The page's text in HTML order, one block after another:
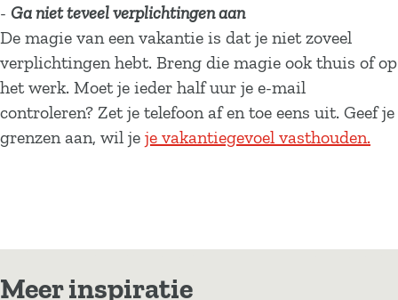
- Ga niet teveel verplichtingen aan
De magie van een vakantie is dat je niet zoveel
verplichtingen hebt. Breng die magie ook thuis of op
het werk. Moet je ieder half uur je e-mail
controleren? Zet je telefoon af en toe eens uit. Geef je
grenzen aan, wil je je vakantiegevoel vasthouden.
Meer inspiratie